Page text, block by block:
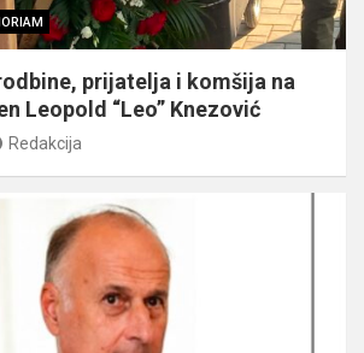
prijatelja i komšija na
Leopold “Leo” Knezović
Redakcija